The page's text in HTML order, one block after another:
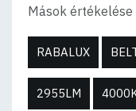
Mások értékelése
RABALUX
2955LM